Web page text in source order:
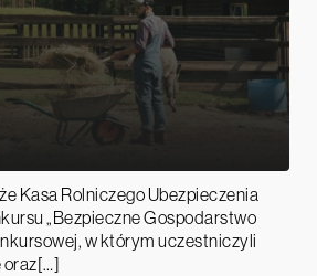
Kasa Rolniczego Ubezpieczenia
„Bezpieczne Gospodarstwo
w którym uczestniczyli
oraz[…]